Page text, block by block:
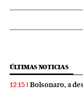
ÚLTIMAS NOTICIAS
12:15 Bolsonaro, a